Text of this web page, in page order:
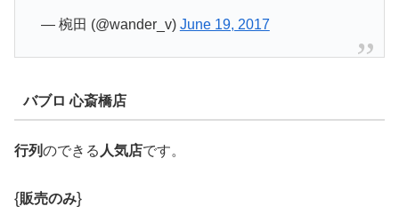
— 椀田 (@wander_v) June 19, 2017
バブロ 心斎橋店
行列のできる 人気店です。
{販売のみ}